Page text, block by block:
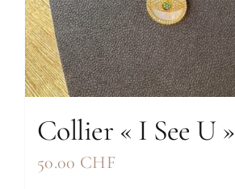
Collier « I See U »
50.00 CHF